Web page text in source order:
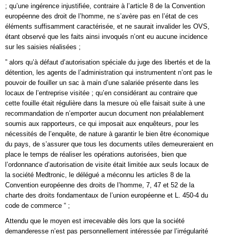
; qu’une ingérence injustifiée, contraire à l’article 8 de la Convention
européenne des droit de l’homme, ne s’avère pas en l’état de ces
éléments suffisamment caractérisée, et ne saurait invalider les OVS,
étant observé que les faits ainsi invoqués n’ont eu aucune incidence
sur les saisies réalisées ;
” alors qu’à défaut d’autorisation spéciale du juge des libertés et de la
détention, les agents de l’administration qui instrumentent n’ont pas le
pouvoir de fouiller un sac à main d’une salariée présente dans les
locaux de l’entreprise visitée ; qu’en considérant au contraire que
cette fouille était régulière dans la mesure où elle faisait suite à une
recommandation de n’emporter aucun document non préalablement
soumis aux rapporteurs, ce qui imposait aux enquêteurs, pour les
nécessités de l’enquête, de nature à garantir le bien être économique
du pays, de s’assurer que tous les documents utiles demeureraient en
place le temps de réaliser les opérations autorisées, bien que
l’ordonnance d’autorisation de visite était limitée aux seuls locaux de
la société Medtronic, le délégué a méconnu les articles 8 de la
Convention européenne des droits de l’homme, 7, 47 et 52 de la
charte des droits fondamentaux de l’union européenne et L. 450-4 du
code de commerce “ ;
Attendu que le moyen est irrecevable dès lors que la société
demanderesse n’est pas personnellement intéressée par l’irrégularité